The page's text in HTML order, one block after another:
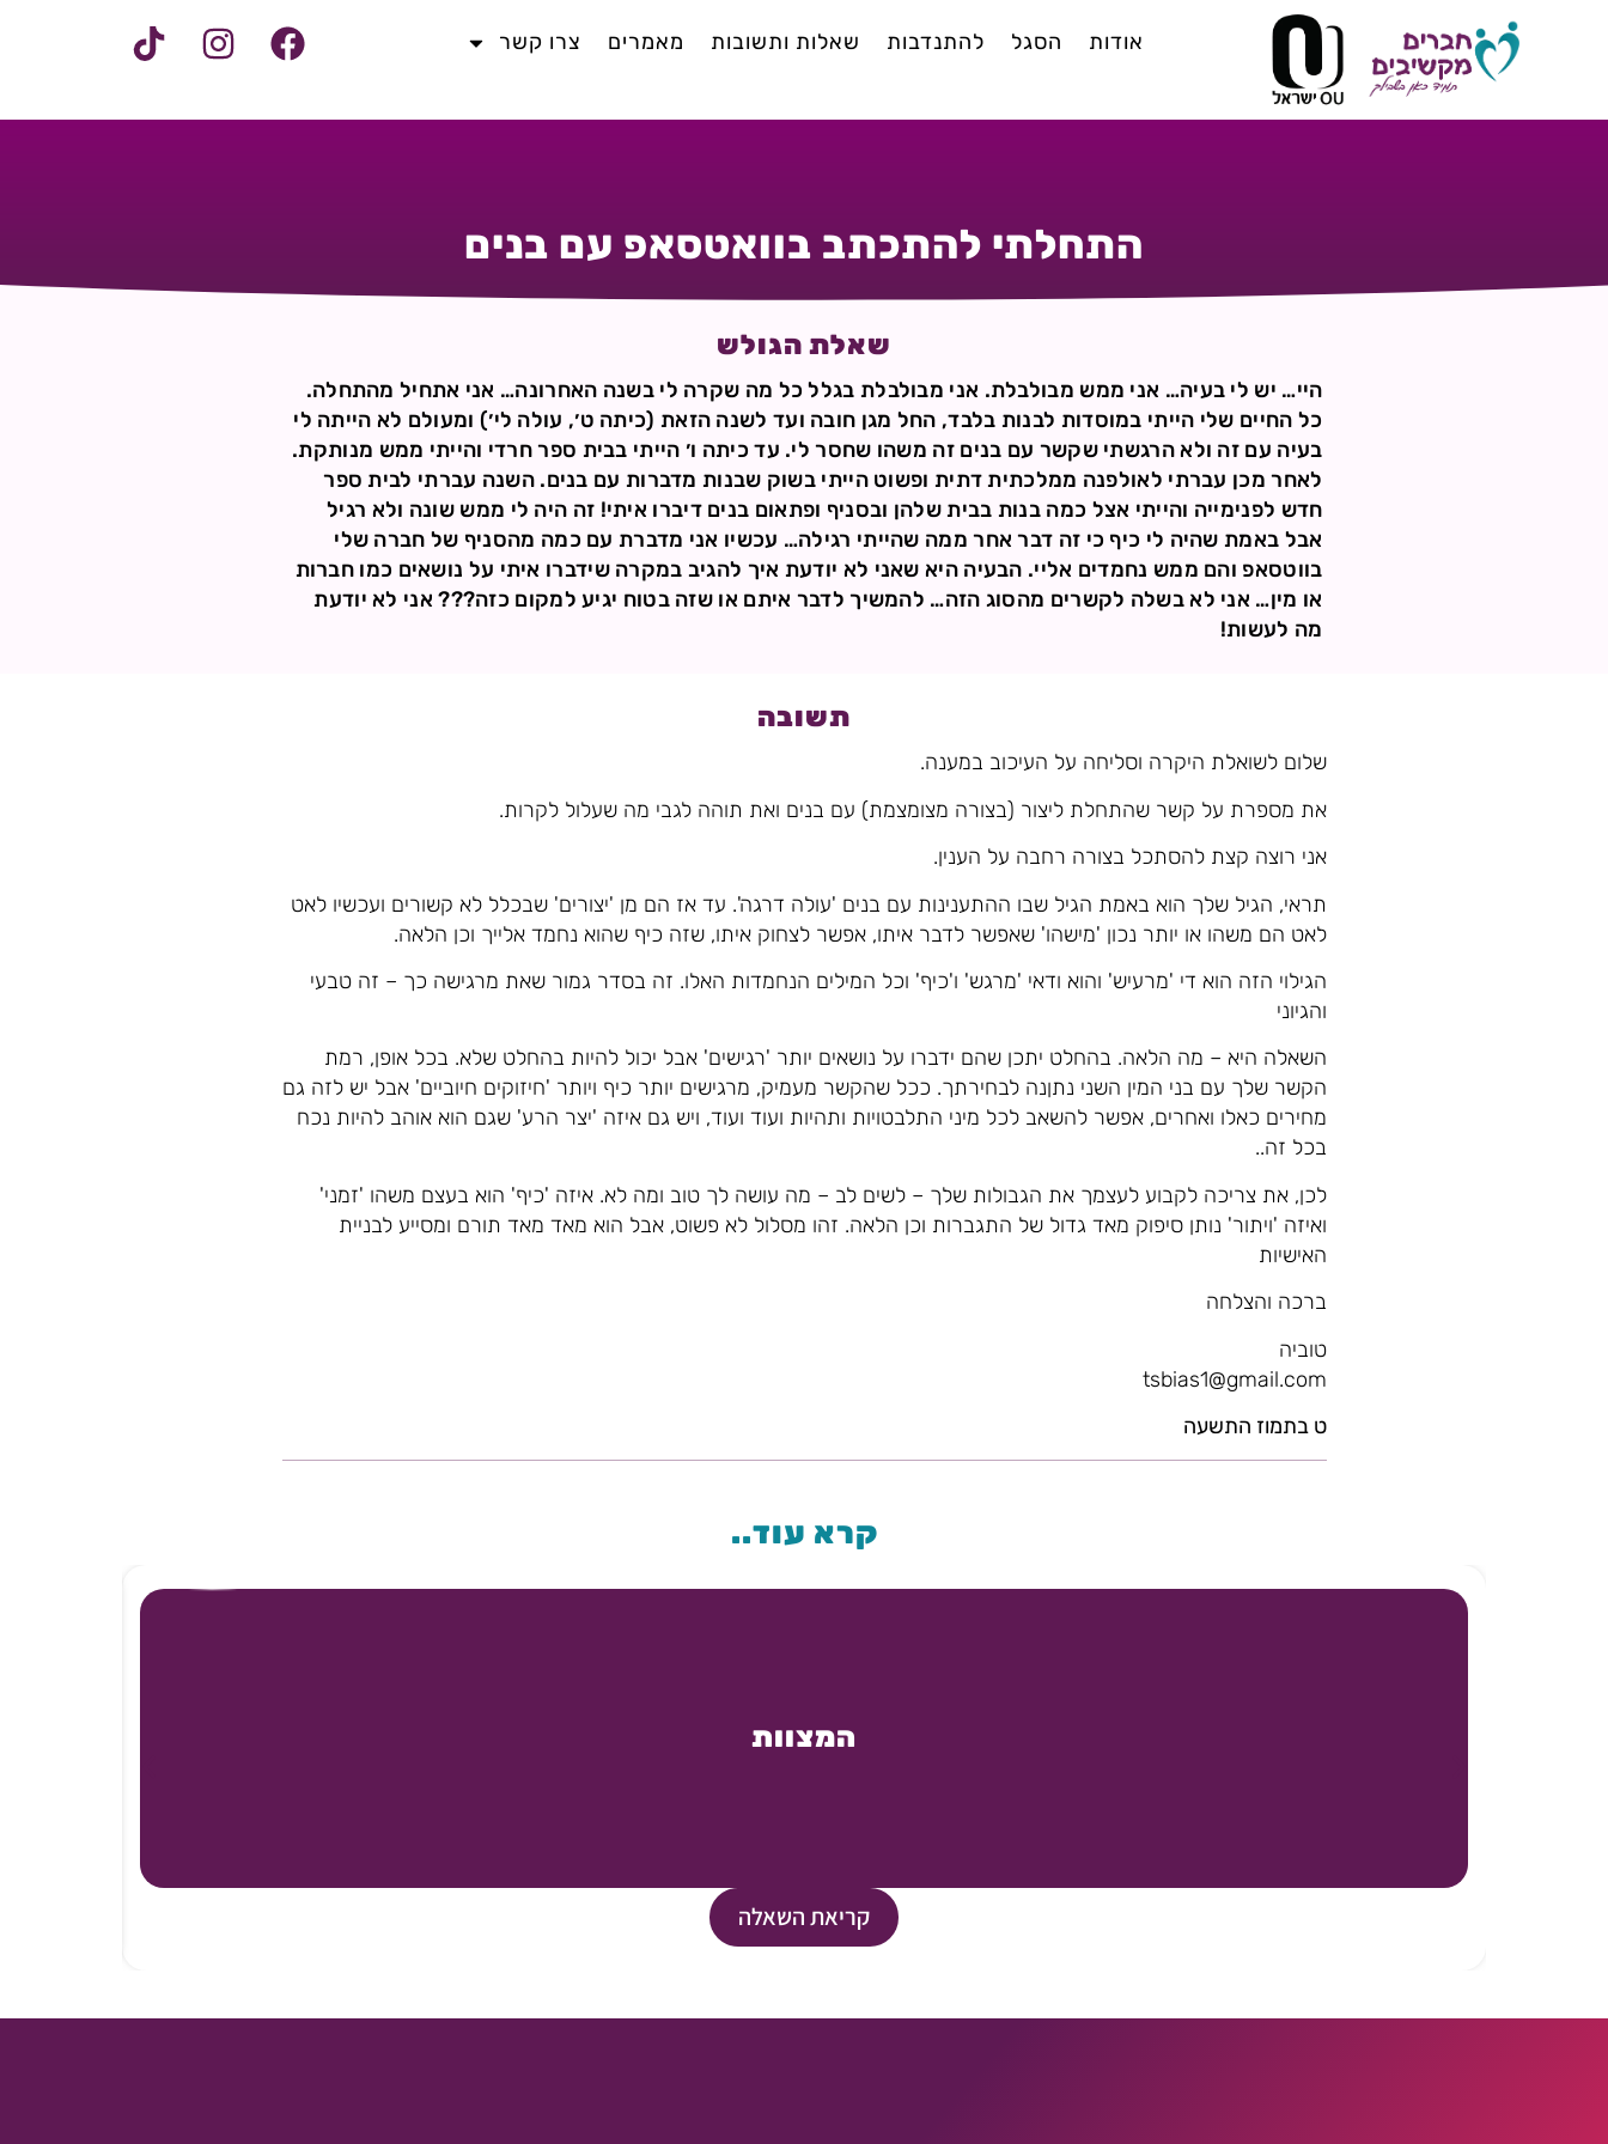
אודות הסגל להתנדבות שאלות ותשובות מאמרים צרו קשר
התחלתי להתכתב בוואטסאפ עם בנים
שאלת הגולש
היי… יש לי בעיה… אני ממש מבולבלת. אני מבולבלת בגלל כל מה שקרה לי בשנה האחרונה… אני אתחיל מהתחלה.
כל החיים שלי הייתי במוסדות לבנות בלבד, החל מגן חובה ועד לשנה הזאת (כיתה ט׳, עולה לי׳) ומעולם לא הייתה לי
בעיה עם זה ולא הרגשתי שקשר עם בנים זה משהו שחסר לי. עד כיתה ו׳ הייתי בבית ספר חרדי והייתי ממש מנותקת.
לאחר מכן עברתי לאולפנה ממלכתית דתית ופשוט הייתי בשוק שבנות מדברות עם בנים. השנה עברתי לבית ספר
חדש לפנימייה והייתי אצל כמה בנות בבית שלהן ובסניף ופתאום בנים דיברו איתי! זה היה לי ממש שונה ולא רגיל
אבל באמת שהיה לי כיף כי זה דבר אחר ממה שהייתי רגילה… עכשיו אני מדברת עם כמה מהסניף של חברה שלי
בווטסאפ והם ממש נחמדים אליי. הבעיה היא שאני לא יודעת איך להגיב במקרה שידברו איתי על נושאים כמו חברות
או מין… אני לא בשלה לקשרים מהסוג הזה… להמשיך לדבר איתם או שזה בטוח יגיע למקום כזה??? אני לא יודעת
מה לעשות!
תשובה
שלום לשואלת היקרה וסליחה על העיכוב במענה.
את מספרת על קשר שהתחלת ליצור (בצורה מצומצמת) עם בנים ואת תוהה לגבי מה שעלול לקרות.
אני רוצה קצת להסתכל בצורה רחבה על הענין.
תראי, הגיל שלך הוא באמת הגיל שבו ההתענינות עם בנים 'עולה דרגה'. עד אז הם מן 'יצורים' שבכלל לא קשורים ועכשיו לאט
לאט הם משהו או יותר נכון 'מישהו' שאפשר לדבר איתו, אפשר לצחוק איתו, שזה כיף שהוא נחמד אלייך וכן הלאה.
הגילוי הזה הוא די 'מרעיש' והוא ודאי 'מרגש' ו'כיף' וכל המילים הנחמדות האלו. זה בסדר גמור שאת מרגישה כך – זה טבעי
והגיוני
השאלה היא – מה הלאה. בהחלט יתכן שהם ידברו על נושאים יותר 'רגישים' אבל יכול להיות בהחלט שלא. בכל אופן, רמת
הקשר שלך עם בני המין השני נתןנה לבחירתך. ככל שהקשר מעמיק, מרגישים יותר כיף ויותר 'חיזוקים חיוביים' אבל יש לזה גם
מחירים כאלו ואחרים, אפשר להשאב לכל מיני התלבטויות ותהיות ועוד ועוד, ויש גם איזה 'יצר הרע' שגם הוא אוהב להיות נכח
בכל זה..
לכן, את צריכה לקבוע לעצמך את הגבולות שלך – לשים לב – מה עושה לך טוב ומה לא. איזה 'כיף' הוא בעצם משהו 'זמני'
ואיזה 'ויתור' נותן סיפוק מאד גדול של התגברות וכן הלאה. זהו מסלול לא פשוט, אבל הוא מאד מאד תורם ומסייע לבניית
האישיות
ברכה והצלחה
טוביה
tsbias1@gmail.com
ט בתמוז התשעה
קרא עוד..
המצוות
קריאת השאלה